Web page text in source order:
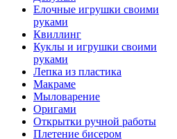
Елочные игрушки своими
руками
Квиллинг
Куклы и игрушки своими
руками
Лепка из пластика
Макраме
Мыловарение
Оригами
Открытки ручной работы
Плетение бисером